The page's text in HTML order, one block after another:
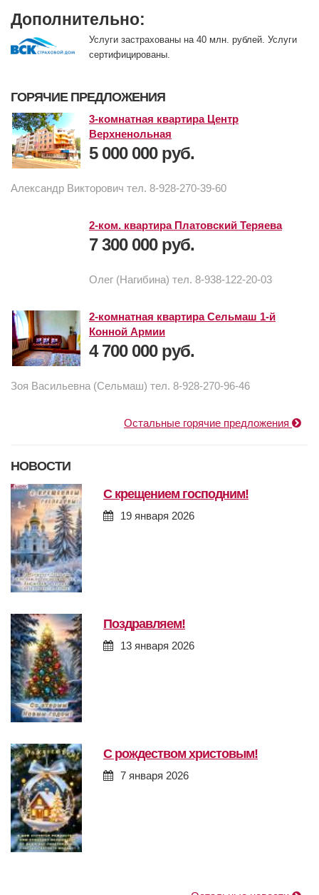
Дополнительно:
Услуги застрахованы на 40 млн. рублей. Услуги
сертифицированы.
ГОРЯЧИЕ ПРЕДЛОЖЕНИЯ
3-комнатная квартира Центр
Верхненольная
5 000 000 руб.
Александр Викторович тел. 8-928-270-39-60
2-ком. квартира Платовский Теряева
7 300 000 руб.
Олег (Нагибина) тел. 8-938-122-20-03
2-комнатная квартира Сельмаш 1-й
Конной Армии
4 700 000 руб.
Зоя Васильевна (Сельмаш) тел. 8-928-270-96-46
Остальные горячие предложения
НОВОСТИ
с крещением господним!
19 января 2026
поздравляем!
13 января 2026
с рождеством христовым!
7 января 2026